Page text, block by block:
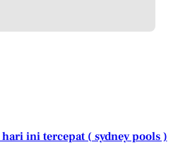
ini tercepat ( sydney pools )